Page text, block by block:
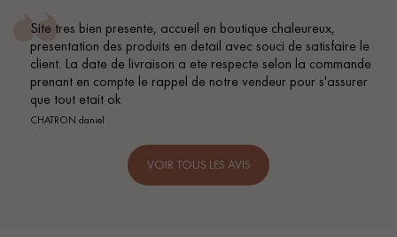
chaleureux,
de satisfaire le
la commande
pour s'assurer
Conseil parfait, échanges fluides. Je
BEILE FRANCK
VOIR TOUS LES AVIS